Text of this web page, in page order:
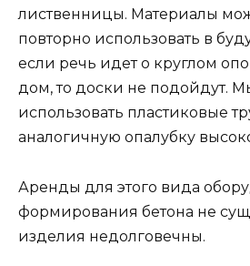
лиственницы. Материалы
повторно использовать в
если речь идет о круглом
дом, то доски не подойдут.
использовать пластиковые
аналогичную опалубку
Аренды для этого вида
формирования бетона не
изделия недолговечны.